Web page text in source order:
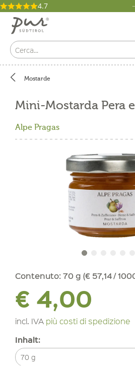
4.7
Mostarde
Mini-Mostarda Pera
Alpe Pragas
Contenuto: 70 g (€ 57,14 /
€ 4,00
incl. IVA più costi di spedizione
Inhalt: